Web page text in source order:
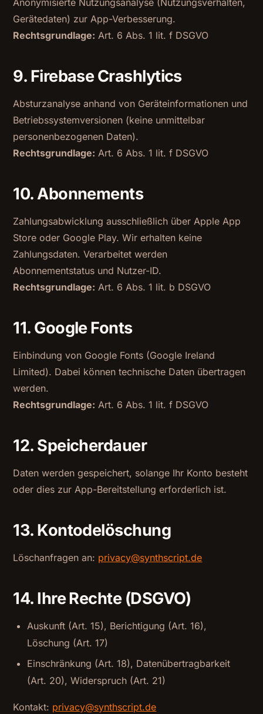
Gerätedaten) zur App-Verbesserung.
Rechtsgrundlage: Art. 6 Abs. 1 lit. f DSGVO
9. Firebase Crashlytics
Absturzanalyse anhand von Geräteinformationen und
Betriebssystemversionen (keine unmittelbar
personenbezogenen Daten).
Rechtsgrundlage: Art. 6 Abs. 1 lit. f DSGVO
10. Abonnements
Zahlungsabwicklung ausschließlich über Apple App
Store oder Google Play. Wir erhalten keine
Zahlungsdaten. Verarbeitet werden
Abonnementstatus und Nutzer-ID.
Rechtsgrundlage: Art. 6 Abs. 1 lit. b DSGVO
11. Google Fonts
Einbindung von Google Fonts (Google Ireland
Limited). Dabei können technische Daten übertragen
werden.
Rechtsgrundlage: Art. 6 Abs. 1 lit. f DSGVO
12. Speicherdauer
Daten werden gespeichert, solange Ihr Konto besteht
oder dies zur App-Bereitstellung erforderlich ist.
13. Kontodelöschung
Löschanfragen an: privacy@synthscript.de
14. Ihre Rechte (DSGVO)
Auskunft (Art. 15), Berichtigung (Art. 16),
Löschung (Art. 17)
Einschränkung (Art. 18), Datenübertragbarkeit
(Art. 20), Widerspruch (Art. 21)
Kontakt: privacy@synthscript.de